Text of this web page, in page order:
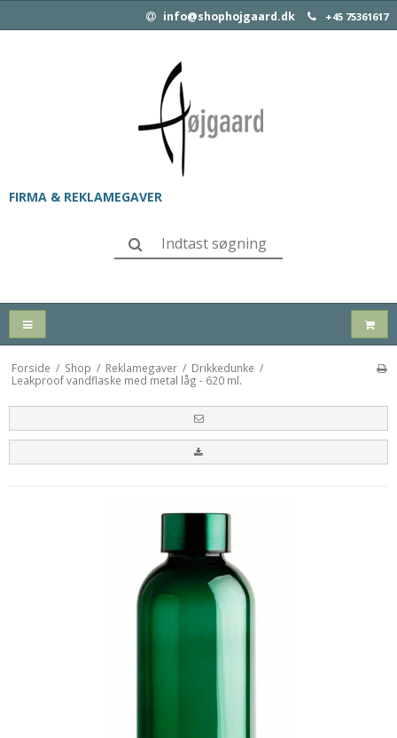
info@shophojgaard.dk +45 75361617
FIRMA & REKLAMEGAVER
Forside / Shop / Reklamegaver / Drikkedunke /
Leakproof vandflaske med metal låg - 620 ml.